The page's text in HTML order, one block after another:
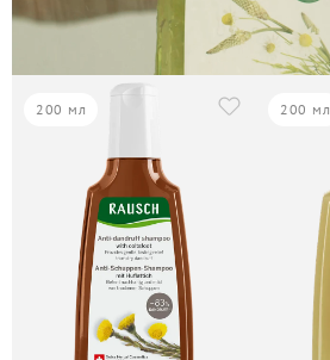
200 мл 200 мл